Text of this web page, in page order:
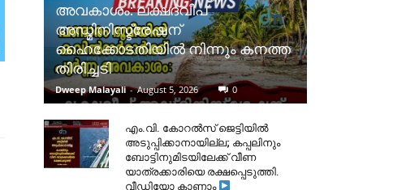
അവകാശം: ലക്ഷദ്വീപ്
അഡ്മിനിസ്ട്രേഷന്
ഹൈക്കോടതിയിൽ നിന്നും കനത്ത
തിരിച്ചടി
Dweep Malayali - August 5, 2026 0
​എം.വി. കോറൽസ് ജെട്ടിയിൽ
അടുപ്പിക്കാനായില്ല; കപ്പലിനും
ബോട്ടിനുമിടയിലേക്ക് വീണ
യാത്രക്കാരിയെ രക്ഷപ്പെടുത്തി.
വീഡിയോ കാണാം